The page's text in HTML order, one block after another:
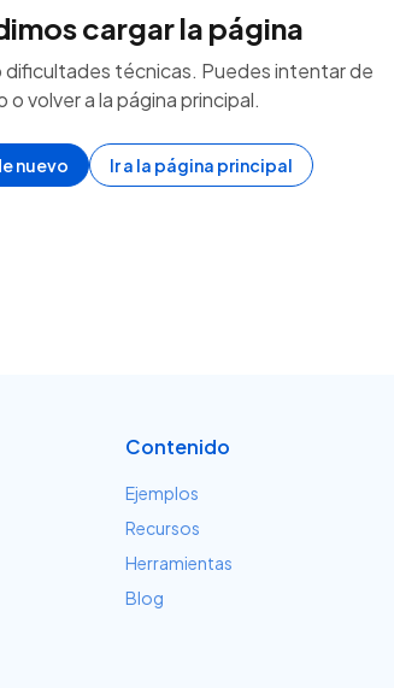
cargar la página
dificultades técnicas. Puedes intentar de
o volver a la página principal.
nuevo Ir a la página principal
Contenido
Ejemplos
Recursos
Herramientas
Blog